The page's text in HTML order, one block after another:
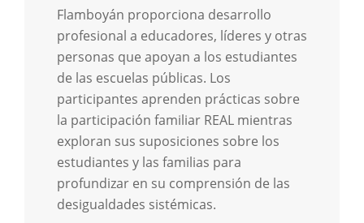
Flamboyán proporciona desarrollo
profesional a educadores, líderes y otras
personas que apoyan a los estudiantes
de las escuelas públicas. Los
participantes aprenden prácticas sobre
la participación familiar REAL mientras
exploran sus suposiciones sobre los
estudiantes y las familias para
profundizar en su comprensión de las
desigualdades sistémicas.